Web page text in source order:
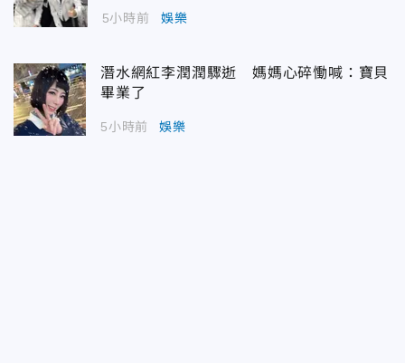
5小時前 娛樂
潛水網紅李潤潤驟逝 媽媽心碎慟喊：寶貝
畢業了
5小時前 娛樂